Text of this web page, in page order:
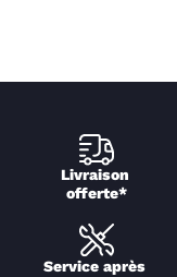
Livraison
offerte*
Service après